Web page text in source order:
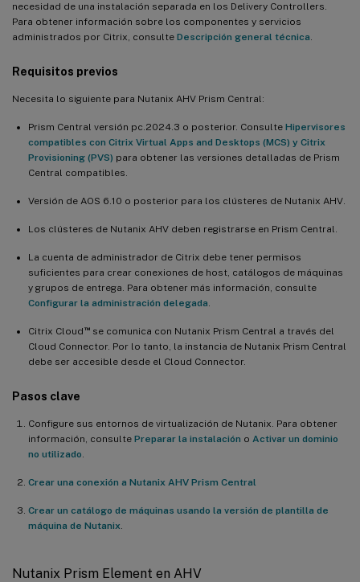
necesidad de una instalación separada en los Delivery Controllers.
Para obtener información sobre los componentes y servicios
administrados por Citrix, consulte Descripción general técnica
Requisitos previos
Necesita lo siguiente para Nutanix AHV Prism Central:
Prism Central versión pc.2024.3 o posterior. Consulte Hipervisores
compatibles con Citrix Virtual Apps and Desktops (MCS) y Citrix
Provisioning (PVS) para obtener las versiones detalladas de Prism
Central compatibles.
Versión de AOS 6.10 o posterior para los clústeres de Nutanix AHV.
Los clústeres de Nutanix AHV deben registrarse en Prism Central.
La cuenta de administrador de Citrix debe tener permisos
suficientes para crear conexiones de host, catálogos de máquinas
y grupos de entrega. Para obtener más información, consulte
Configurar la administración delegada
Citrix Cloud ™se comunica con Nutanix Prism Central a través del
Cloud Connector. Por lo tanto, la instancia de Nutanix Prism Central
debe ser accesible desde el Cloud Connector.
Pasos clave
Configure sus entornos de virtualización de Nutanix. Para obtener
información, consulte Preparar la instalación o Activar un dominio
no utilizado
Crear una conexión a Nutanix AHV Prism Central
Crear un catálogo de máquinas usando la versión de plantilla de
máquina de Nutanix
Nutanix Prism Element en AHV